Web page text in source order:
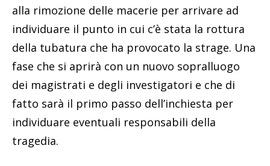
alla rimozione delle macerie per arrivare ad
individuare il punto in cui c’è stata la rottura
della tubatura che ha provocato la strage. Una
fase che si aprirà con un nuovo sopralluogo
dei magistrati e degli investigatori e che di
fatto sarà il primo passo dell’inchiesta per
individuare eventuali responsabili della
tragedia.